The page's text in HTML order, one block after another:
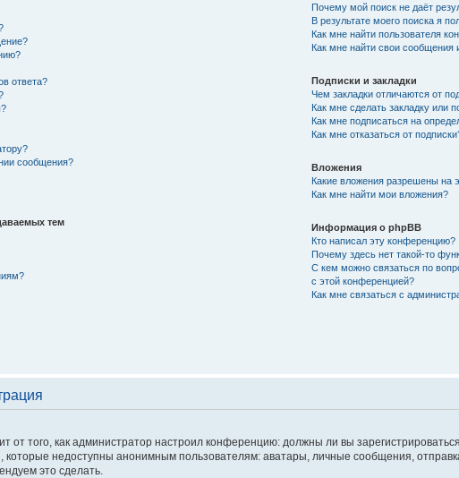
ответа?
сообщения?
тем
Почему мой поиск не даёт
В результате моего поиска я
Как мне найти пользователя
Как мне найти свои
Подписки и закладки
Чем закладки отличаются от
Как мне сделать закладку или
Как мне подписаться на
Как мне отказаться от
Вложения
Какие вложения разрешены на
Как мне найти мои вложения?
Информация о phpBB
Кто написал эту конференцию?
Почему здесь нет такой-то
С кем можно связаться по
с этой конференцией?
Как мне связаться с
от того, как администратор настроил конференцию: должны ли вы
недоступны анонимным пользователям: аватары, личные сообщения,
это сделать.